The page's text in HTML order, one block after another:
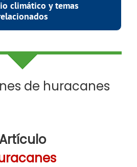
climático y temas
de huracanes